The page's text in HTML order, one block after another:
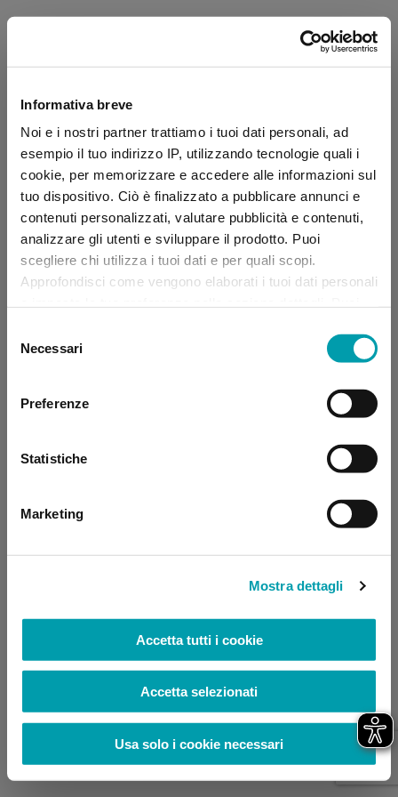
Informativa breve
Noi e i nostri partner trattiamo i tuoi dati personali, ad
esempio il tuo indirizzo IP, utilizzando tecnologie quali i
cookie, per memorizzare e accedere alle informazioni sul
tuo dispositivo. Ciò è finalizzato a pubblicare annunci e
contenuti personalizzati, valutare pubblicità e contenuti,
analizzare gli utenti e sviluppare il prodotto. Puoi
scegliere chi utilizza i tuoi dati e per quali scopi.
Approfondisci come vengono elaborati i tuoi dati personali
momento dalla Dichiarazione sui “
delNecessari
Preferenze
Statistiche
Marketing
Mostra dettagli
Accetta tutti i cookie
Accetta selezionati
Usa solo i cookie necessari
Application error: a client-side exception has occurred (see the
browser console for more information)